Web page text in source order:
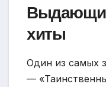
хиты
Один из самых
—